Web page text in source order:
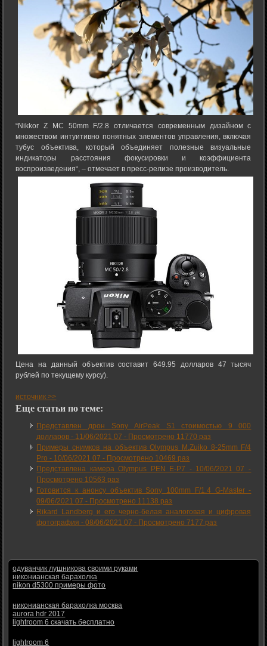
“Nikkor Z MC 50mm F/2.8 отличается современным дизайном с
множеством интуитивно понятных элементов управления, включая
тубус объектива, который объединяет полезные визуальные
индикаторы расстояния фокусировки и коэффициента
воспроизведения“, – отмечает в пресс-релизе производитель.
Цена на данный объектив составит 649.95 долларов 47 тысяч
рублей по текущему курсу).
источник >>
Еще статьи по теме:
Представлен дрон Sony AirPeak S1 стоимостью 9 000
долларов - 11/06/2021 07 - Просмотрено 11770 раз
Примеры снимков на объектив Olympus M.Zuiko 8-25mm F/4
Pro - 10/06/2021 07 - Просмотрено 10469 раз
Представлена камера Olympus PEN E-P7 - 10/06/2021 07 -
Просмотрено 10563 раз
Готовится к анонсу объектив Sony 100mm F/1.4 G-Master -
09/06/2021 07 - Просмотрено 11138 раз
Rikard Landberg и его черно-белая аналоговая и цифровая
фотография -08/06/2021 07 - Просмотрено 7177 раз
одуванчик лушникова своими руками
никонианская барахолка
nikon d5300 примеры фото
никонианская барахолка москва
aurora hdr 2017
lightroom 6 скачать бесплатно
lightroom 6